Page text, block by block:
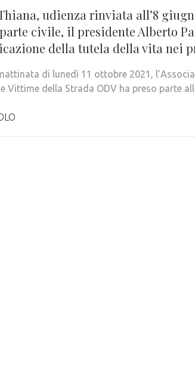
udienza rinviata all’8
parte civile, il presidente Alberto
della tutela della vita nei
di lunedì 11 ottobre 2021,
Vittime della Strada ODV ha preso parte